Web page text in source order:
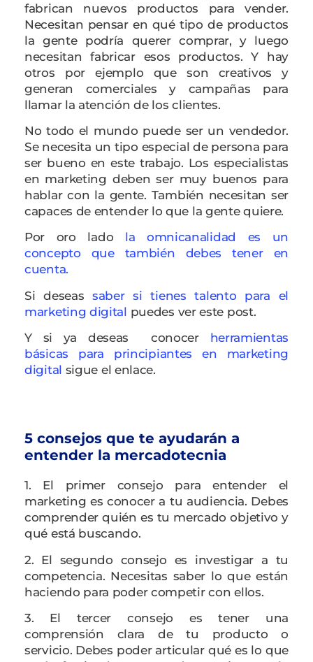
fabrican nuevos productos para vender.
Necesitan pensar en qué tipo de productos
la gente podría querer comprar, y luego
necesitan fabricar esos productos. Y hay
otros por ejemplo que son creativos y
generan comerciales y campañas para
llamar la atención de los clientes.
No todo el mundo puede ser un vendedor.
Se necesita un tipo especial de persona para
ser bueno en este trabajo. Los especialistas
en marketing deben ser muy buenos para
hablar con la gente. También necesitan ser
capaces de entender lo que la gente quiere.
Por oro lado la omnicanalidad es un
concepto que también debes tener en
cuenta.
Si deseassaber si tienes talento para el
marketing digital puedes ver este post.
Y si ya deseas conocer herramientas
básicas para principiantes en marketing
digital sigue el enlace.
5 consejos que te ayudarán a
entender la mercadotecnia
1. El primer consejo para entender el
marketing es conocer a tu audiencia. Debes
comprender quién es tu mercado objetivo y
qué está buscando.
2. El segundo consejo es investigar a tu
competencia. Necesitas saber lo que están
haciendo para poder competir con ellos.
3. El tercer consejo es tener una
comprensión clara de tu producto o
servicio. Debes poder articular qué es lo que